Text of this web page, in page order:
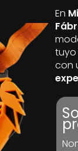
En
con